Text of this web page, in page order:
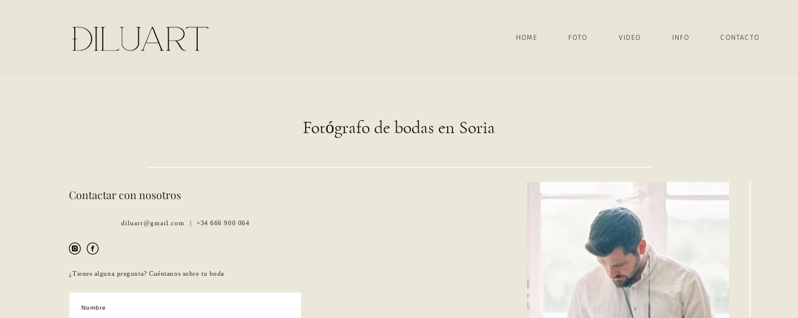
HOME FOTO VIDEO INFO CONTACTO
HOME FOTO VIDEO INFO CONTACTO
Fotógrafo de bodas en Soria
Contactar con nosotros
diluart@gmail.com |+34 666 900 064
¿Tienes alguna pregunta? Cuéntanos sobre tu boda
Nombre